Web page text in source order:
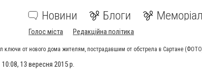
Новини Блоги
Голос міста Редакційна політика
ключи от нового дома жителям, пострадавшим от обстрела в Сартане
10:08, 13 вересня 2015 р.